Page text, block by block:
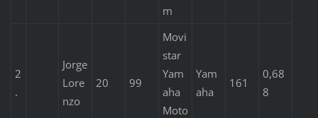
m
2
.
Jorge
Lore
nzo
20 99
Movi
star
Yam
aha
Moto
Yam
aha
161
0,68
8